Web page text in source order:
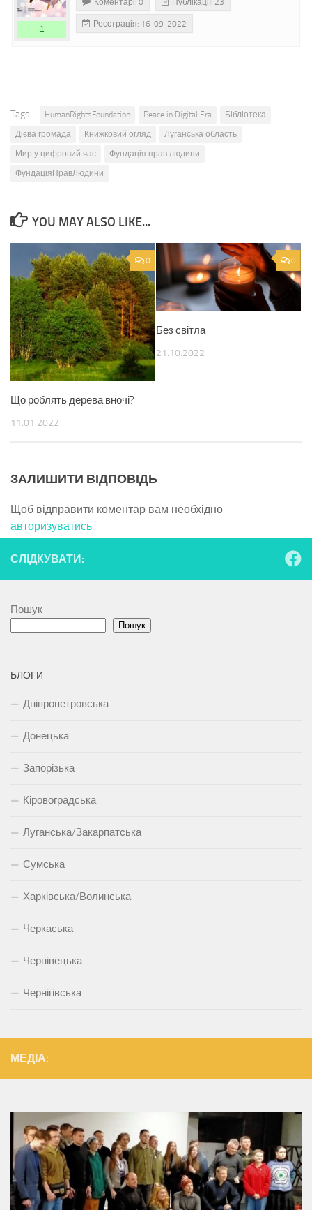
1
Коментарі: 0 Публікації: 23
Реєстрація: 16-09-2022
Tags: HumanRightsFoundation Peace in Digital Era
Бібліотека
Дієва громада
Книжковий огляд
Луганська область
Мир у цифровий час
Фундація прав людини
ФундаціяПравЛюдини
YOU MAY ALSO LIKE...
0
Що роблять дерева вночі?
11.01.2022
0
Без світла
21.10.2022
ЗАЛИШИТИ ВІДПОВІДЬ
Щоб відправити коментар вам необхідно
авторизуватись.
СЛІДКУВАТИ:
Пошук
Пошук
БЛОГИ
Дніпропетровська
Донецька
Запорізька
Кіровоградська
Луганська/Закарпатська
Сумська
Харківська/Волинська
Черкаська
Чернівецька
Чернігівська
МЕДІА: